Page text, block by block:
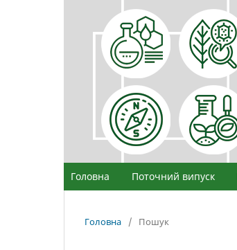
Головна Поточний випуск
Головна / Пошук